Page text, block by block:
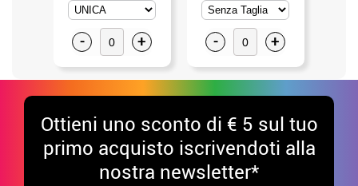
- + - +
Ottieni uno sconto di € 5 sul tuo
primo acquisto iscrivendoti alla
nostra newsletter*